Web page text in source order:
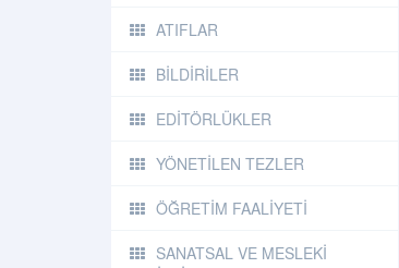
ATIFLAR
BİLDİRİLER
EDİTÖRLÜKLER
YÖNETİLEN TEZLER
ÖĞRETİM FAALİYETİ
SANATSAL VE MESLEKİ